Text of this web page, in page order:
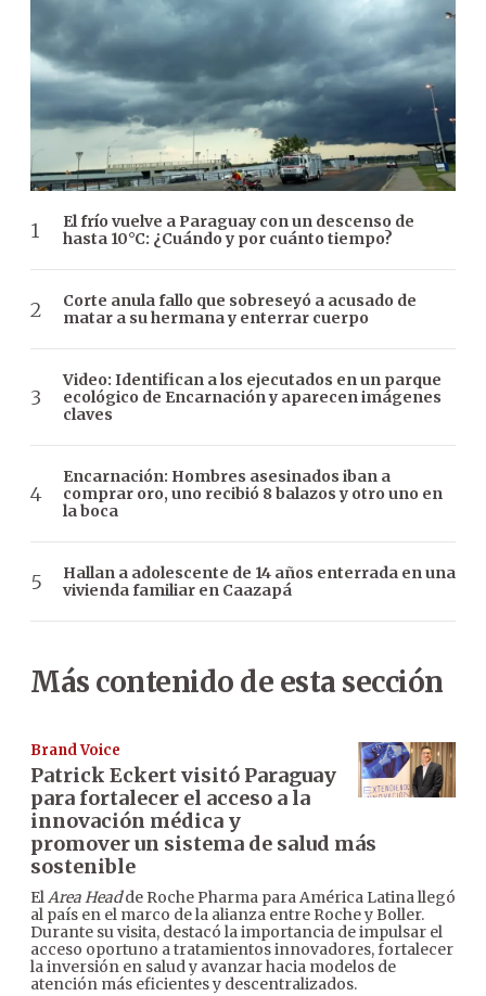
El frío vuelve a Paraguay con un descenso de
hasta 10°C: ¿Cuándo y por cuánto tiempo?
Corte anula fallo que sobreseyó a acusado de
matar a su hermana y enterrar cuerpo
Video: Identifican a los ejecutados en un parque
ecológico de Encarnación y aparecen imágenes
claves
Encarnación: Hombres asesinados iban a
comprar oro, uno recibió 8 balazos y otro uno en
la boca
Hallan a adolescente de 14 años enterrada en una
vivienda familiar en Caazapá
Más contenido de esta sección
Brand Voice
Patrick Eckert visitó Paraguay
para fortalecer el acceso a la
innovación médica y
promover un sistema de salud más
sostenible
ElArea Headde Roche Pharma para América Latina llegó
al país en el marco de la alianza entre Roche y Boller.
Durante su visita, destacó la importancia de impulsar el
acceso oportuno a tratamientos innovadores, fortalecer
la inversión en salud y avanzar hacia modelos de
atención más eficientes y descentralizados.